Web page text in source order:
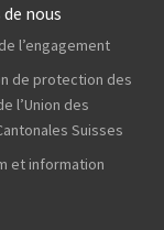
nous
l’engagement
de protection des
l’Union des
Suisses
et information